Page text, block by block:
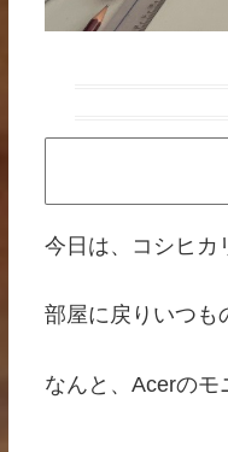
今日は、コシヒカ
部屋に戻りいつも
なんと、Acerのモ